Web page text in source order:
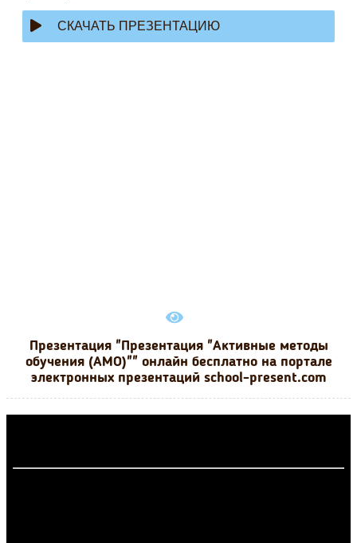
СКАЧАТЬ ПРЕЗЕНТАЦИЮ
Презентация "Презентация "Активные методы
обучения (АМО)"" онлайн бесплатно на портале
электронных презентаций school-present.com